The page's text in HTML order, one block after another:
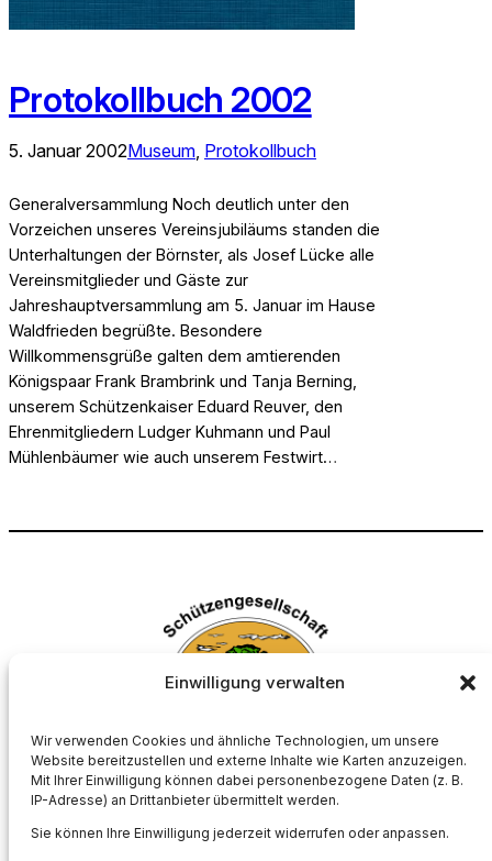
Einwilligung verwalten
Wir verwenden Cookies und ähnliche Technologien, um unsere
Website bereitzustellen und externe Inhalte wie Karten anzuzeigen.
Mit Ihrer Einwilligung können dabei personenbezogene Daten (z. B.
IP-Adresse) an Drittanbieter übermittelt werden.
Sie können Ihre Einwilligung jederzeit widerrufen oder anpassen.
Protokollbuch 2002
5. Januar 2002Museum Protokollbuch
Generalversammlung Noch deutlich unter den
Vorzeichen unseres Vereinsjubiläums standen die
Unterhaltungen der Börnster, als Josef Lücke alle
Vereinsmitglieder und Gäste zur
Jahreshauptversammlung am 5. Januar im Hause
Waldfrieden begrüßte. Besondere
Willkommensgrüße galten dem amtierenden
Königspaar Frank Brambrink und Tanja Berning,
unserem Schützenkaiser Eduard Reuver, den
Ehrenmitgliedern Ludger Kuhmann und Paul
Mühlenbäumer wie auch unserem Festwirt…
Schützengesellschaft Börnste e.V.